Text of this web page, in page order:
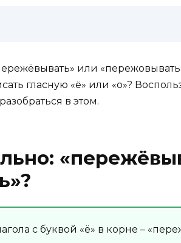
или
гласную «ё» или «о»?
в этом.
с буквой «ё» в корне –